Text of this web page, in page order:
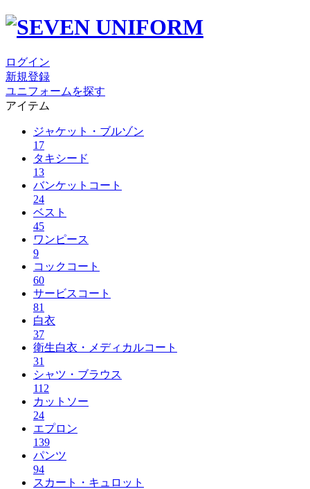
ログイン
新規登録
ユニフォームを探す
アイテム
ジャケット・ブルゾン
17
タキシード
13
バンケットコート
24
ベスト
45
ワンピース
9
コックコート
60
サービスコート
81
白衣
37
衛生白衣・メディカルコート
31
シャツ・ブラウス
112
カットソー
24
エプロン
139
パンツ
94
スカート・キュロット